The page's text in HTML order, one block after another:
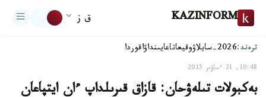
KAZINFORM ق ز
ترەند:2026-سايلاۋ وقيعاتاعايىنداۋاقوردا
10:48, 21 ءساۋىر 2015
بەكبولات تىلەۋحان: قازاق قىرىلداپ ءان ايتپاعان